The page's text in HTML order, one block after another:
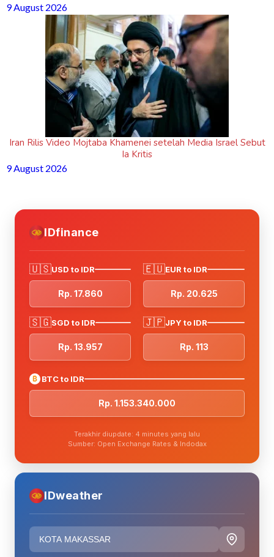
9 August 2026
Iran Rilis Video Mojtaba Khamenei setelah Media Israel Sebut
Ia Kritis
9 August 2026
IDfinance
🇺🇸USD to IDR
Rp. 17.860
🇪🇺EUR to IDR
Rp. 20.625
🇸🇬SGD to IDR
Rp. 13.957
🇯🇵JPY to IDR
Rp. 113
₿ BTC to IDR
Rp. 1.153.340.000
Terakhir diupdate: 4 minutes yang lalu
Sumber: Open Exchange Rates & Indodax
IDweather